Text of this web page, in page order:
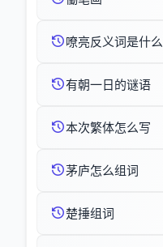
嘹亮反义词是什么
有朝一日的谜语
本次繁体怎么写
茅庐怎么组词
楚捶组词